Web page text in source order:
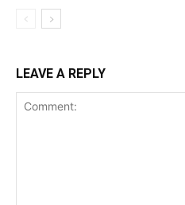
LEAVE A REPLY